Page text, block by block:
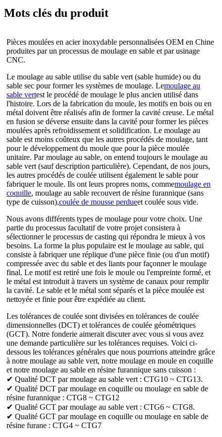
Mots clés du produit
Pièces moulées en acier inoxydable personnalisées OEM en Chine
produites par un processus de moulage en sable et par usinage
CNC.
Le moulage au sable utilise du sable vert (sable humide) ou du
sable sec pour former les systèmes de moulage. Lemoulage au
sable vertest le procédé de moulage le plus ancien utilisé dans
l'histoire. Lors de la fabrication du moule, les motifs en bois ou en
métal doivent être réalisés afin de former la cavité creuse. Le métal
en fusion se déverse ensuite dans la cavité pour former les pièces
moulées après refroidissement et solidification. Le moulage au
sable est moins coûteux que les autres procédés de moulage, tant
pour le développement du moule que pour la pièce moulée
unitaire. Par moulage au sable, on entend toujours le moulage au
sable vert (sauf description particulière). Cependant, de nos jours,
les autres procédés de coulée utilisent également le sable pour
fabriquer le moule. Ils ont leurs propres noms, commemoulage en
coquille, moulage au sable recouvert de résine furannique (sans
type de cuisson),coulée de mousse perdueet coulée sous vide.
Nous avons différents types de moulage pour votre choix. Une
partie du processus facultatif de votre projet consistera à
sélectionner le processus de casting qui répondra le mieux à vos
besoins. La forme la plus populaire est le moulage au sable, qui
consiste à fabriquer une réplique d'une pièce finie (ou d'un motif)
compressée avec du sable et des liants pour façonner le moulage
final. Le motif est retiré une fois le moule ou l'empreinte formé, et
le métal est introduit à travers un système de canaux pour remplir
la cavité. Le sable et le métal sont séparés et la pièce moulée est
nettoyée et finie pour être expédiée au client.
Les tolérances de coulée sont divisées en tolérances de coulée
dimensionnelles (DCT) et tolérances de coulée géométriques
(GCT). Notre fonderie aimerait discuter avec vous si vous avez
une demande particulière sur les tolérances requises. Voici ci-
dessous les tolérances générales que nous pourrions atteindre grâce
à notre moulage au sable vert, notre moulage en moule en coquille
et notre moulage au sable en résine furannique sans cuisson :
✔ Qualité DCT par moulage au sable vert : CTG10 ~ CTG13.
✔ Qualité DCT par moulage en coquille ou moulage en sable de
résine furannique : CTG8 ~ CTG12
✔ Qualité GCT par moulage au sable vert : CTG6 ~ CTG8.
✔ Qualité GCT par moulage en coquille ou moulage en sable de
résine furane : CTG4 ~ CTG7